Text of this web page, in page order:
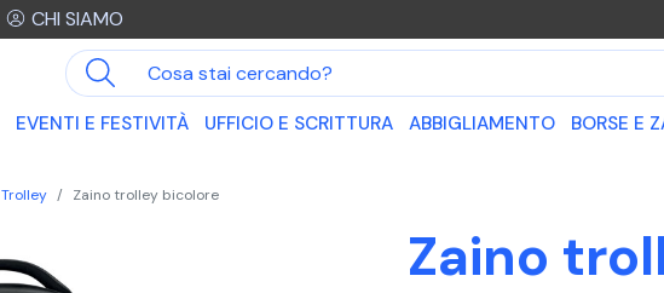
CHI SIAMO
EVENTI E FESTIVITÀ UFFICIO E SCRITTURA ABBIGLIAMENTO BORSE E
Trolley Zaino trolley bicolore
Zaino